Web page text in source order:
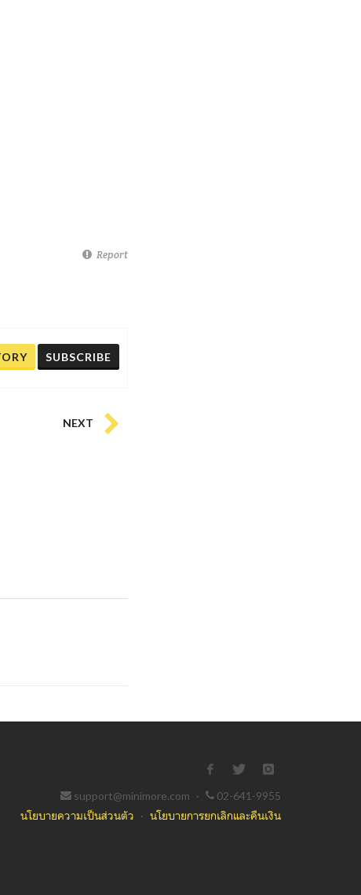
Report
SUBSCRIBE
NEXT
support@minimore.com ·
02-641-9955
นโยบายความเป็นส่วนตัว · นโยบายการยกเลิกและคืนเงิน